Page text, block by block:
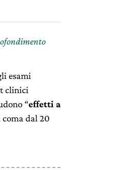
esami
clinici
“effetti a
coma dal 20